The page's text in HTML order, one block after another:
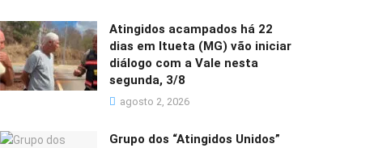
Atingidos acampados há 22
dias em Itueta (MG) vão iniciar
diálogo com a Vale nesta
segunda, 3/8
agosto 2, 2026
Grupo dos “Atingidos Unidos”